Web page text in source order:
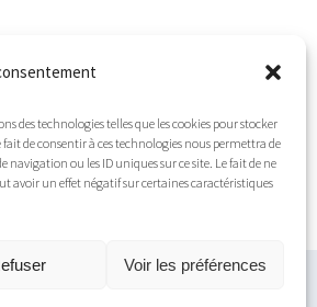
des technologies telles que les cookies pour stocker
de consentir à ces technologies nous permettra de
ou les ID uniques sur ce site. Le fait de ne
avoir un effet négatif sur certaines caractéristiques
Voir les préférences